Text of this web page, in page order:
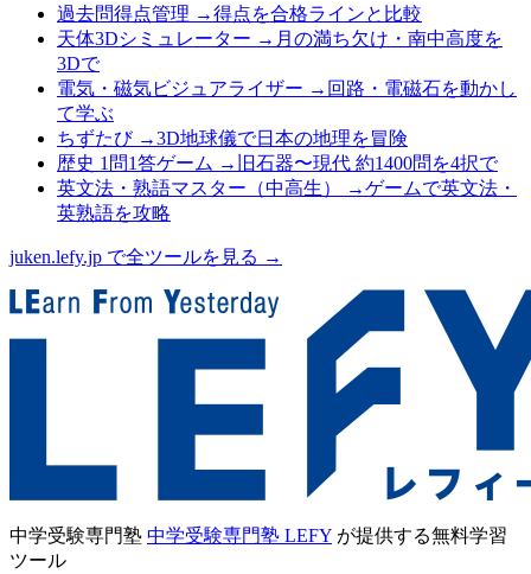
過去問得点管理 →得点を合格ラインと比較
天体3Dシミュレーター → 月の満ち欠け・南中高度を
3Dで
電気・磁気ビジュアライザー → 回路・電磁石を動かし
て学ぶ
ちずたび→3D地球儀で日本の地理を冒険
歴史 1問1答ゲーム → 旧石器〜現代 約1400問を4択で
英文法・熟語マスター（中高生）
→ゲームで英文法・
英熟語を攻略
juken.lefy.jp で全ツールを見る →
中学受験専門塾 中学受験専門塾 LEFY が提供する無料学習
ツール